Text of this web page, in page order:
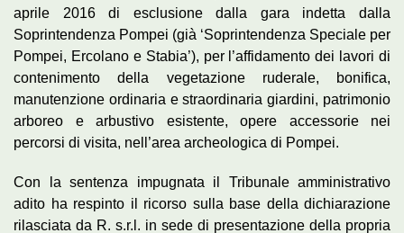
aprile 2016 di esclusione dalla gara indetta dalla
Soprintendenza Pompei (già ‘Soprintendenza Speciale per
Pompei, Ercolano e Stabia’), per l’affidamento dei lavori di
contenimento della vegetazione ruderale, bonifica,
manutenzione ordinaria e straordinaria giardini, patrimonio
arboreo e arbustivo esistente, opere accessorie nei
percorsi di visita, nell’area archeologica di Pompei.
Con la sentenza impugnata il Tribunale amministrativo
adito ha respinto il ricorso sulla base della dichiarazione
rilasciata da R. s.r.l. in sede di presentazione della propria